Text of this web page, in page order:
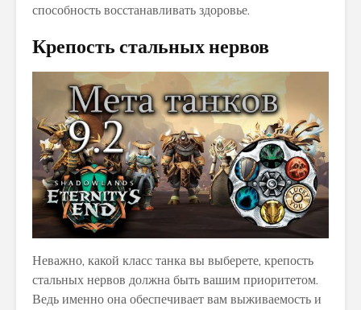
способность восстанавливать здоровье.
Крепость стальных нервов
Неважно, какой класс танка вы выберете, крепость
стальных нервов должна быть вашим приоритетом.
Ведь именно она обеспечивает вам выживаемость и